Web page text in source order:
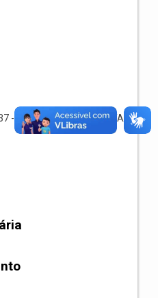
-- 1118.02.3.1.00-RECEITA